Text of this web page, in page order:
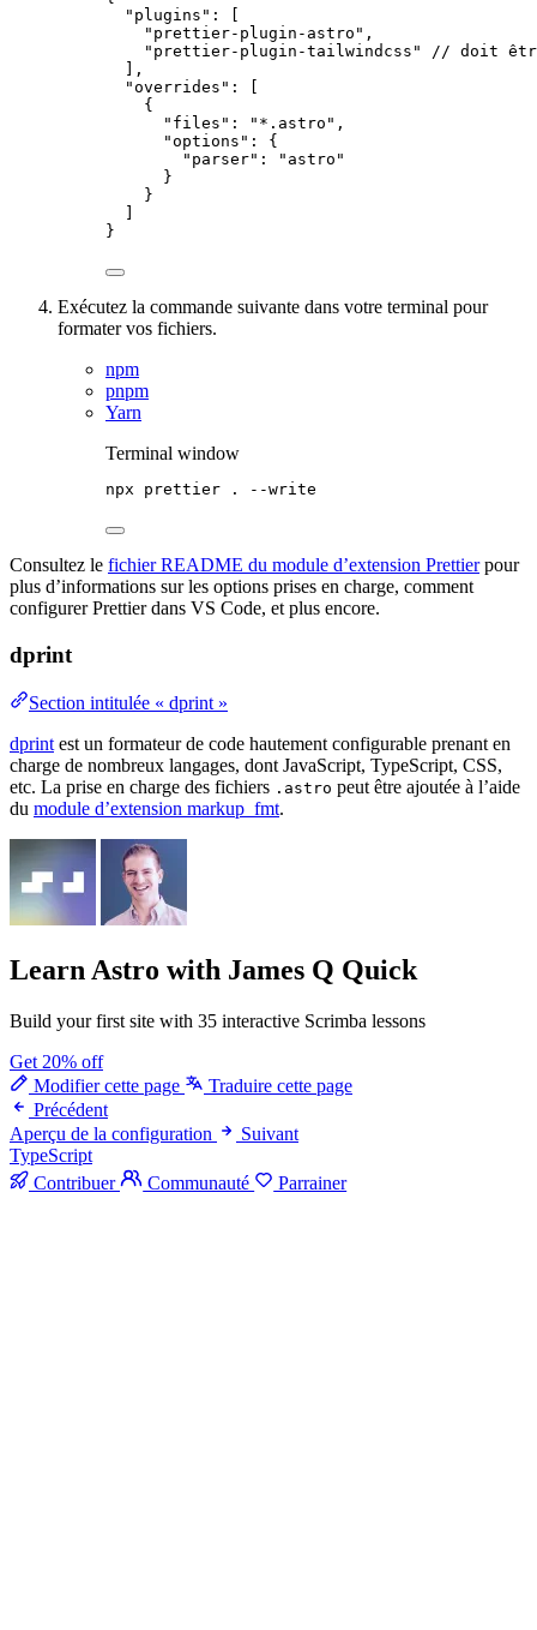
"plugins" : [
" prettier-plugin-astro " ,
" prettier-plugin-tailwindcss "
// doit
],
"overrides" : [
{
"files" : " *.astro " ,
"options" : {
"parser" : " astro "
}
}
}
Exécutez la commande suivante dans votre terminal pour
formater vos fichiers.
npm
pnpm
Yarn
Terminal window
npx prettier . --write
Consultez le fichier README du module d’extension Prettierpour
plus d’informations sur les options prises en charge, comment
configurer Prettier dans VS Code, et plus encore.
dprint
Section intitulée « dprint »
dprint est un formateur de code hautement configurable prenant en
charge de nombreux langages, dont JavaScript, TypeScript, CSS,
etc. La prise en charge des fichiers .astro peut être ajoutée à l’aide
du module d’extension markup_fmt.
Learn Astro with James Q Quick
Build your first site with 35 interactive Scrimba lessons
Get 20% off
Modifier cette page
Traduire cette page
Précédent
Aperçu de la configuration
Suivant
TypeScript
Contribuer
Communauté Parrainer